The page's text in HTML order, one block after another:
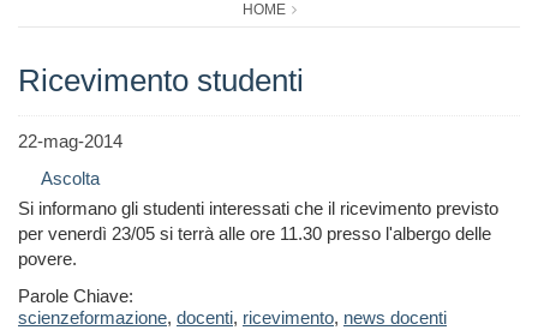
HOME
Ricevimento studenti
22-mag-2014
Ascolta
Si informano gli studenti interessati che il ricevimento previsto
per venerdì 23/05 si terrà alle ore 11.30 presso l'albergo delle
povere.
Parole Chiave:
scienzeformazione, docenti, ricevimento, news docenti